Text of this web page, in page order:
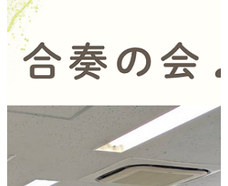
れないような 素晴らしいご縁に ただただ感
謝の気持ちでいっぱいです...(T_T) 指導や演
奏で 恩師の教えを伝えることは 私のライフ
ワークであり ミッションだと思っています
ので これからも頑張ります。 来年も皆さま
に...！ どうぞ良いお年をお迎えくださいm(_
_)m